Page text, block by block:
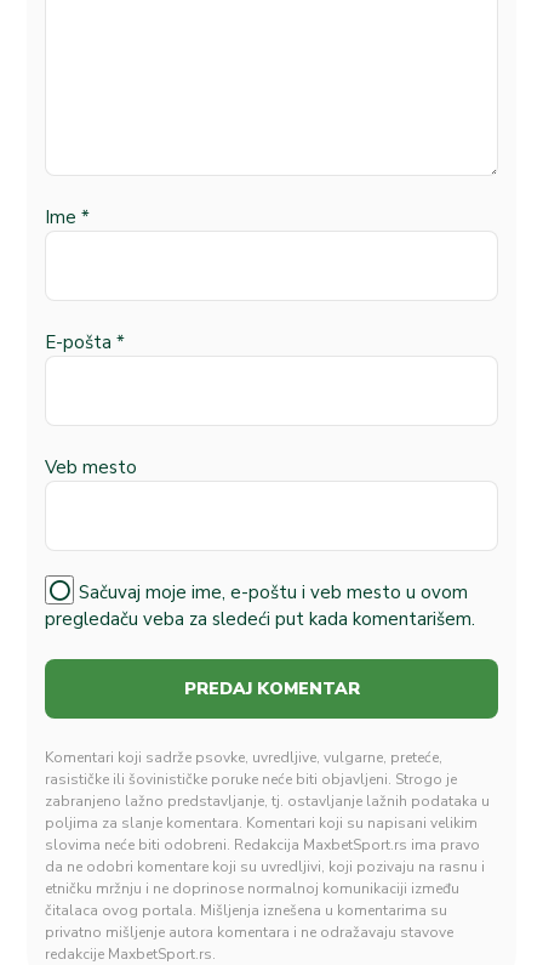
Ime *
E-pošta *
Veb mesto
Sačuvaj moje ime, e-poštu i veb mesto u ovom
pregledaču veba za sledeći put kada komentarišem.
Komentari koji sadrže psovke, uvredljive, vulgarne, preteće,
rasističke ili šovinističke poruke neće biti objavljeni. Strogo je
zabranjeno lažno predstavljanje, tj. ostavljanje lažnih podataka u
poljima za slanje komentara. Komentari koji su napisani velikim
slovima neće biti odobreni. Redakcija MaxbetSport.rs ima pravo
da ne odobri komentare koji su uvredljivi, koji pozivaju na rasnu i
etničku mržnju i ne doprinose normalnoj komunikaciji između
čitalaca ovog portala. Mišljenja iznešena u komentarima su
privatno mišljenje autora komentara i ne odražavaju stavove
redakcije MaxbetSport.rs.